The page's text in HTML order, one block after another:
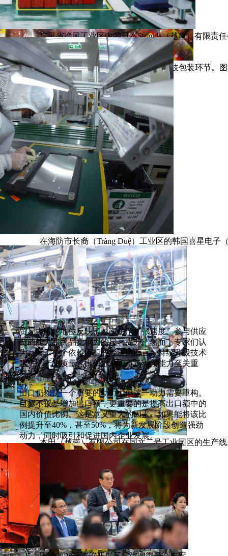
北江省泰ECO公司出口欧洲市场的荔枝包装环节。
广平省净风工业区内的日本Sumida（越南）有限责
通社
在海防市长裔（Tràng Duệ）工业区的韩国喜星电子
的工厂内。图自越通社
本田（越南）有限公司在同文二号工业园区的生产
贸易大国的地位反映了越南生产扩张速度、参与供应
链的能力和商品竞争力的显著提升。然而，专家们认
为，对于一个依赖出口的经济体而言，持续升级技术
水平、产品质量、出口标准和市场准入能力至关重
要。
出口仍然是一个重要的动力，但这一动力需要重构。
目标不仅是增加出口额，更重要的是提高出口额中的
国内价值比例。这是意义重大的因素。如果能将该比
例提升至40%，甚至50%，将为新发展阶段创造强劲
动力，同时吸引和促进国内企业发展。